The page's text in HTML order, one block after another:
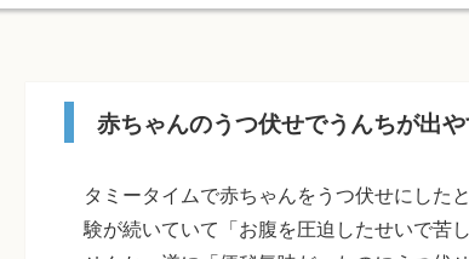
赤ちゃんのうつ伏せでうんちが出
タミータイムで赤ちゃんをうつ伏せにし
験が続いていて「お腹を圧迫したせいで苦